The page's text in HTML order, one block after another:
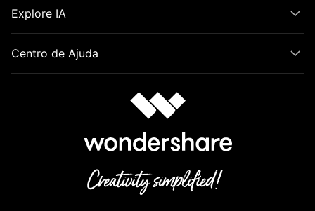
Explore IA
Centro de Ajuda